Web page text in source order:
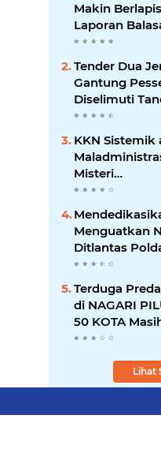
Makin
Laporan
Pol PP
Penegakan
atau
Tender Dua
Gantung
Diselimuti
Tanya,
Sistem atau
di Balik Layar?
KKN Sistemik
Misteri
26 ATT Menguji
Transparansi
Padang
Menguatkan
Ditlantas
Apresiasi Peran
Dharma Wanita
sebagai Pilar
Pengabdian
Terduga
di NAGARI
50 KOTA
Berkeliaran
Lihat